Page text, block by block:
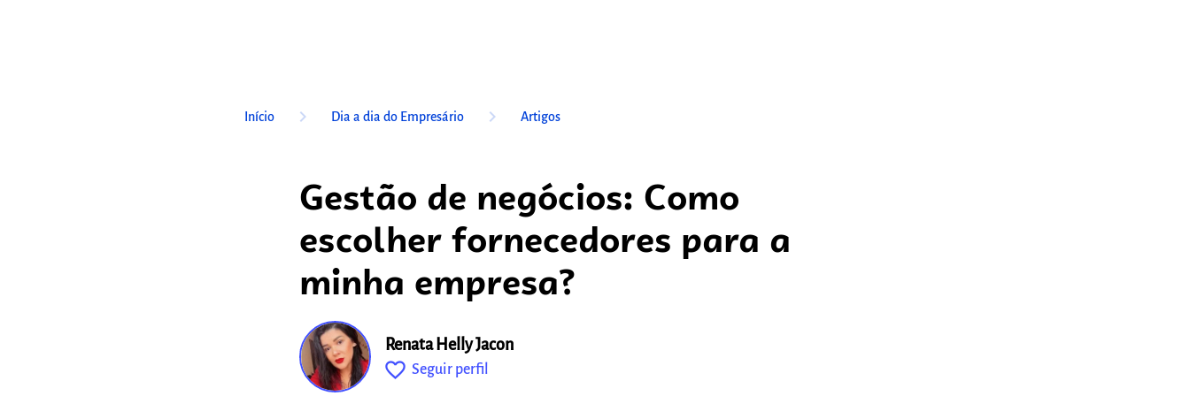
Início keyboard_arrow_right Dia a dia do Empresário keyboard_arrow_right Artigos
Gestão de negócios: Como
escolher fornecedores para a
minha empresa?
Renata Helly Jacon
favorite_outline Seguir perfil